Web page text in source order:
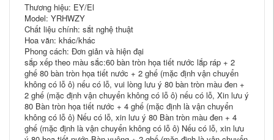
Thương hiệu: EY/El
Model: YRHWZY
Chất liệu chính: sắt nghệ thuật
Hoa văn: khác/khác
Phong cách: Đơn giản và hiện đại
sắp xếp theo màu sắc:60 bàn tròn họa tiết nước lắp ráp + 2
ghế 80 bàn tròn họa tiết nước + 2 ghế (mặc định vận chuyển
không có lỗ ô) nếu có lỗ, vui lòng lưu ý 80 bàn tròn màu đen +
2 ghế (mặc định vận chuyển không có lỗ ô) nếu có lỗ, Xin lưu ý
80 Bàn tròn họa tiết nước + 4 ghế (mặc định là vận chuyển
không có lỗ ô) Nếu có lỗ, xin lưu ý 80 Bàn tròn màu đen + 4
ghế (mặc định là vận chuyển không có lỗ ô) Nếu có lỗ, xin lưu